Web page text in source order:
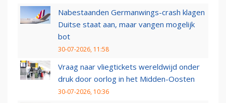
Nabestaanden Germanwings-crash klagen
Duitse staat aan, maar vangen mogelijk
bot
30-07-2026, 11:58
Vraag naar vliegtickets wereldwijd onder
druk door oorlog in het Midden-Oosten
30-07-2026, 10:36